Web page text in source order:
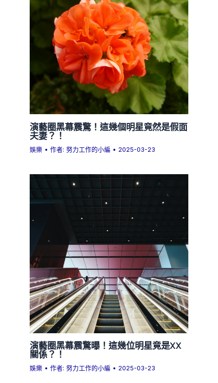
演藝圈黑幕震驚！這幾個明星竟然是假面
夫妻？！
娛樂 • 作者:努力工作的小編 • 2025-03-23
演藝圈黑幕震驚曝！這幾位明星竟是XX
關係？！
娛樂 • 作者:努力工作的小編 • 2025-03-23